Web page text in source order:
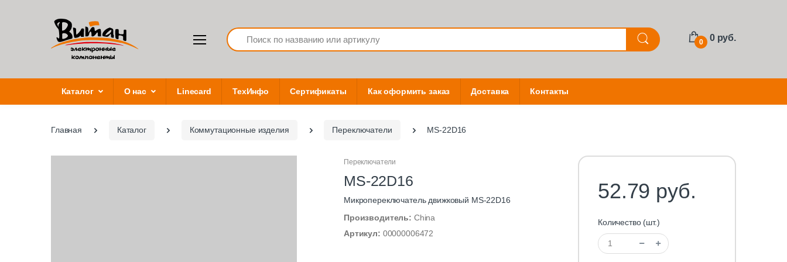
Search
0 0 руб.
Каталог О нас Linecard ТехИнфо Сертификаты Как оформить заказ Доставка Контакты
Главная Каталог Коммутационные изделия Переключатели MS-22D16
Переключатели
MS-22D16
Микропереключатель движковый MS-22D16
Производитель: China
Артикул: 00000006472
52.79 руб.
Количество (шт.)